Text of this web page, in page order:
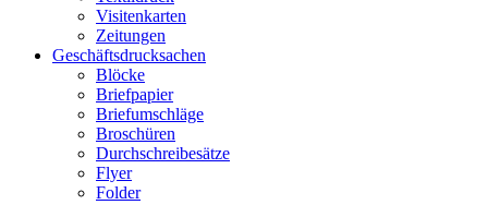
Visitenkarten
Zeitungen
Geschäftsdrucksachen
Blöcke
Briefpapier
Briefumschläge
Broschüren
Durchschreibesätze
Flyer
Folder